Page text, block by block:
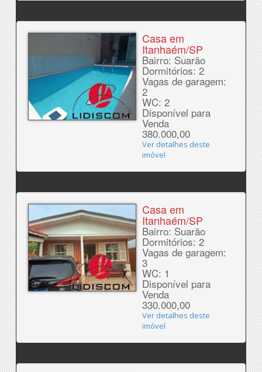
Casa em
Itanhaém/SP
Bairro: Suarão
Dormitórios: 2
Vagas de garagem:
2
WC: 2
Disponível para
Venda
380.000,00
Ver detalhes deste
imóvel
Casa em
Itanhaém/SP
Bairro: Suarão
Dormitórios: 2
Vagas de garagem:
3
WC: 1
Disponível para
Venda
330.000,00
Ver detalhes deste
imóvel